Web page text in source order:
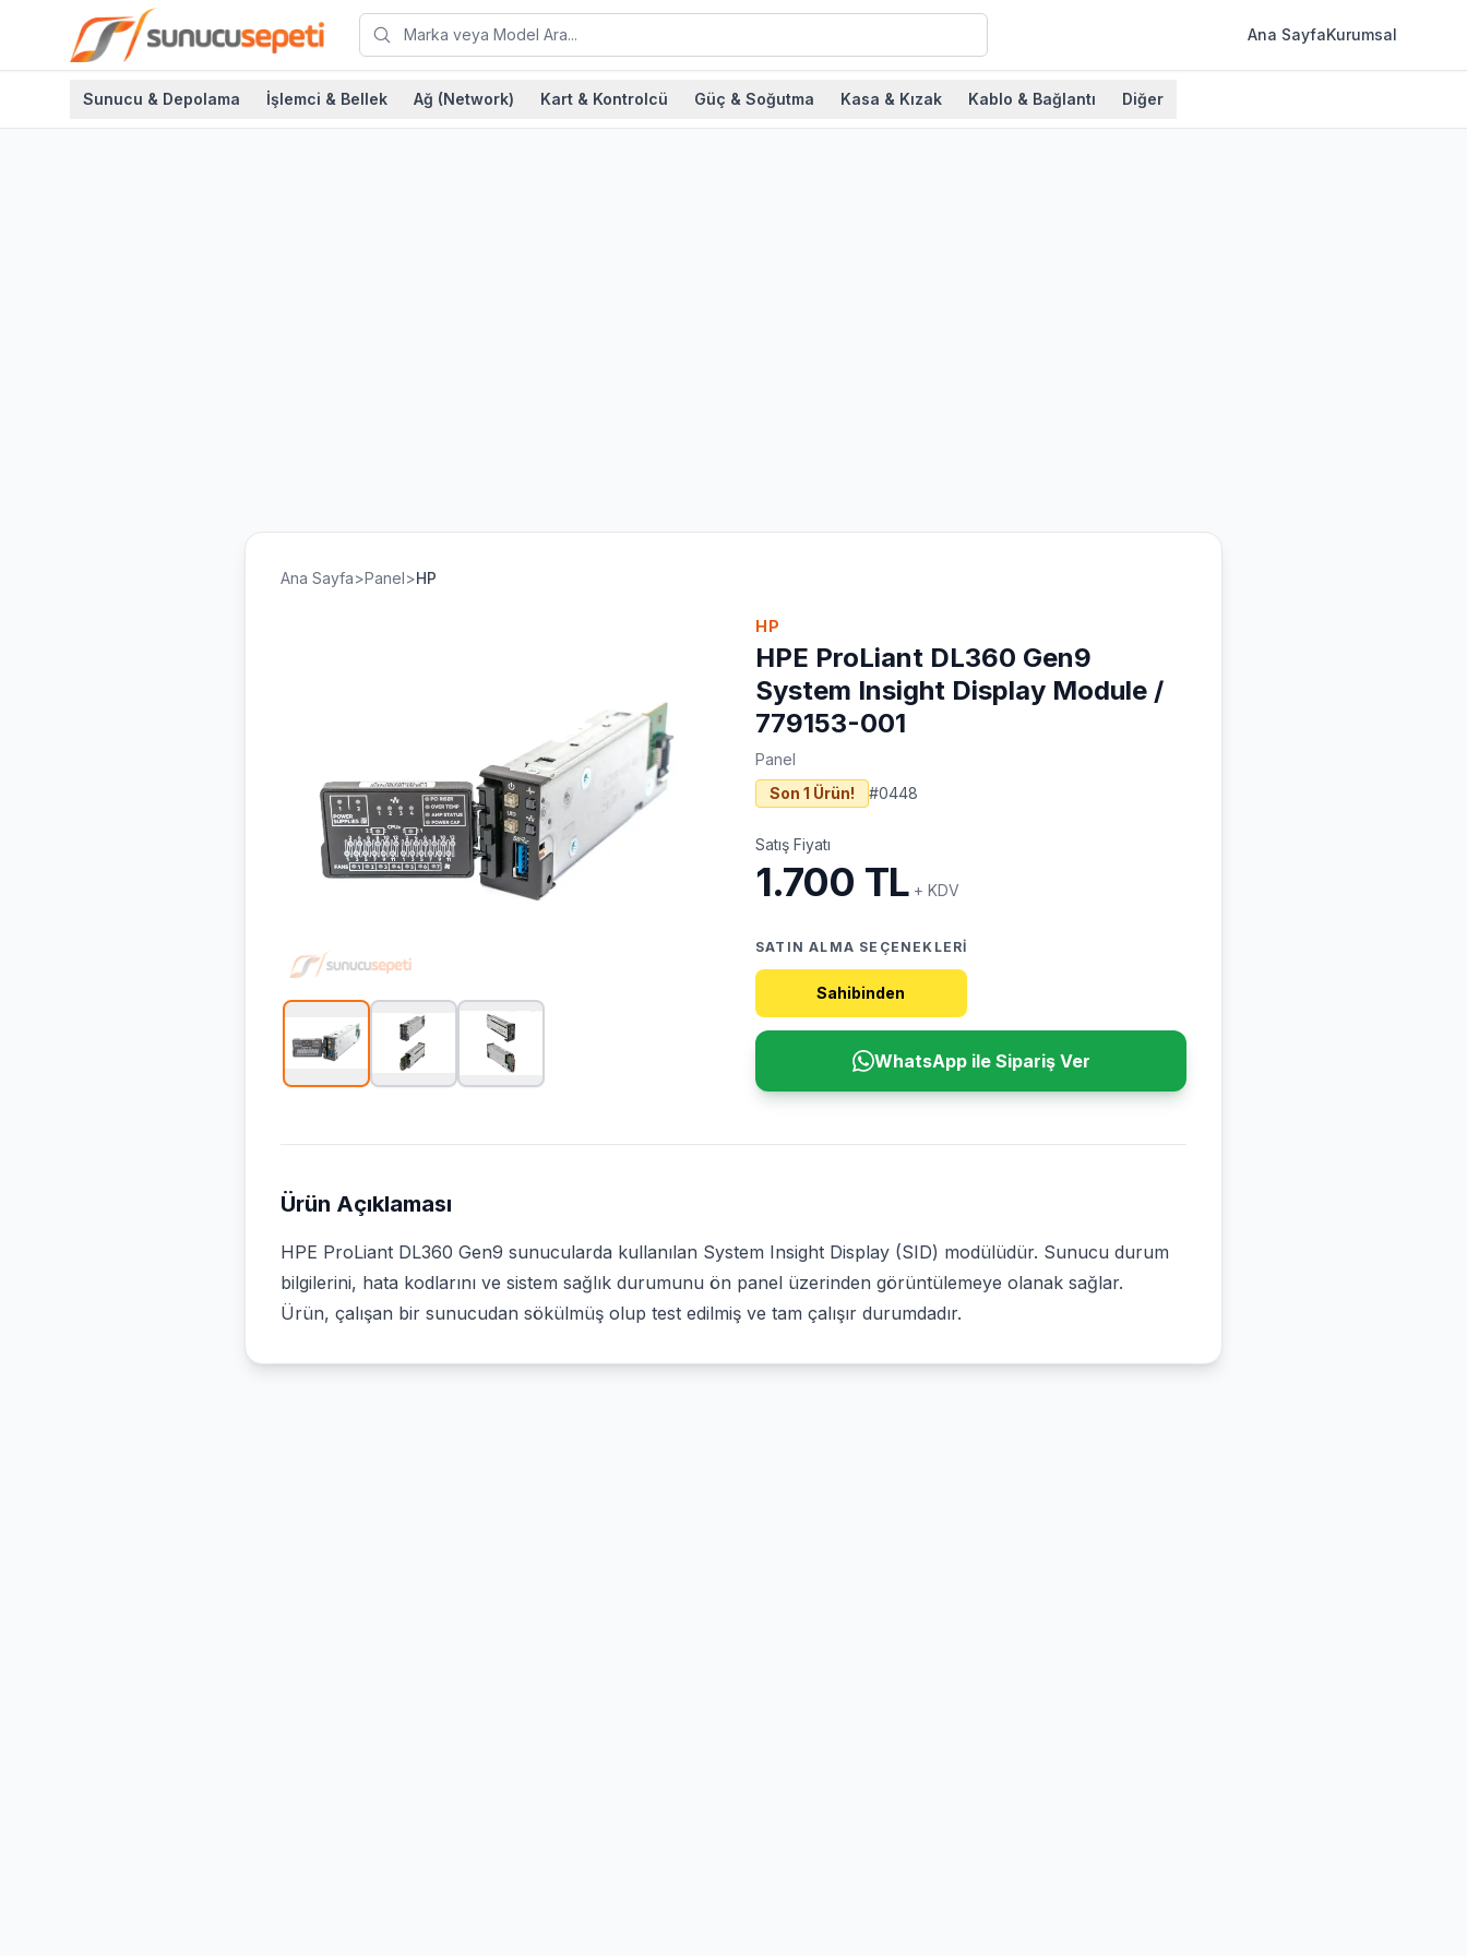
Ana SayfaKurumsal
Sunucu & Depolama İşlemci & Bellek Ağ (Network) Kart & Kontrolcü Güç & Soğutma Kasa & Kızak Kablo & Bağlantı Diğer
Ana Sayfa>Panel>HP
HP
HPE ProLiant DL360 Gen9
System Insight Display Module /
779153-001
Panel
Son 1 Ürün!
#0448
Satış Fiyatı
1.700 TL + KDV
SATIN ALMA SEÇENEKLERI
Sahibinden
WhatsApp ile Sipariş Ver
Ürün Açıklaması
HPE ProLiant DL360 Gen9 sunucularda kullanılan System Insight Display (SID) modülüdür. Sunucu durum
bilgilerini, hata kodlarını ve sistem sağlık durumunu ön panel üzerinden görüntülemeye olanak sağlar.
Ürün, çalışan bir sunucudan sökülmüş olup test edilmiş ve tam çalışır durumdadır.